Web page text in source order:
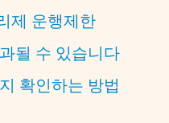
제 운행제한
될 수 있습니다
확인하는 방법